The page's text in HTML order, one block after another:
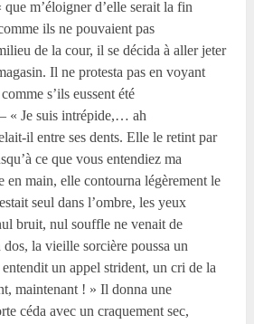
m’éloigner d’elle serait la fin
ils ne pouvaient pas
de la cour, il se décida à aller jeter
Il ne protesta pas en voyant
s’ils eussent été
« Je suis intrépide,… ah
il entre ses dents. Elle le retint par
ce que vous entendiez ma
main, elle contourna légèrement le
seul dans l’ombre, les yeux
bruit, nul souffle ne venait de
la vieille sorcière poussa un
un appel strident, un cri de la
maintenant ! » Il donna une
céda avec un craquement sec,